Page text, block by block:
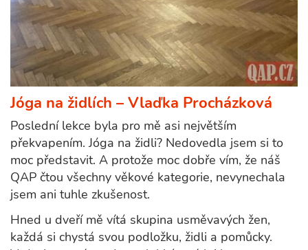
Jóga na židlích – Vlaďka Procházková
Poslední lekce byla pro mě asi největším
překvapením. Jóga na židli? Nedovedla jsem si to
moc představit. A protože moc dobře vím, že náš
QAP čtou všechny věkové kategorie, nevynechala
jsem ani tuhle zkušenost.
Hned u dveří mě vítá skupina usměvavých žen,
každá si chystá svou podložku, židli a pomůcky.